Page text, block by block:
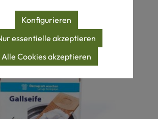
essentielle akzeptieren
Konfigurieren
Alle Cookies akzeptieren